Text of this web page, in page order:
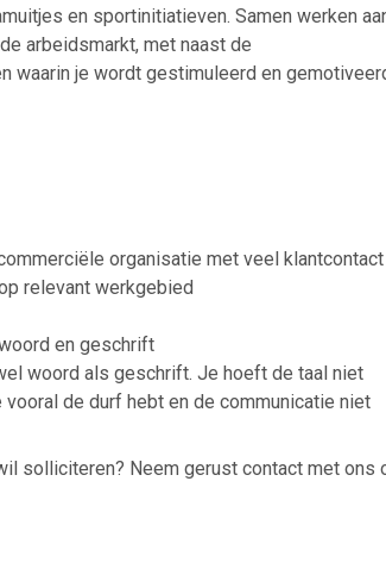
en sportinitiatieven. Samen werken
arbeidsmarkt, met naast de
waarin je wordt gestimuleerd en
organisatie met veel klantcontact
relevant werkgebied
en geschrift
woord als geschrift. Je hoeft de taal niet
de durf hebt en de communicatie niet
solliciteren? Neem gerust contact met ons